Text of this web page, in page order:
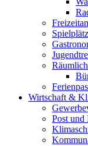
Wirtschaft &
Post und